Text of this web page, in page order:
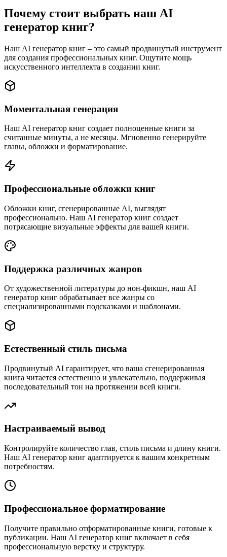
Почему стоит выбрать наш AI
генератор книг?
Наш AI генератор книг – это самый продвинутый инструмент
для создания профессиональных книг. Ощутите мощь
искусственного интеллекта в создании книг.
Моментальная генерация
Наш AI генератор книг создает полноценные книги за
считанные минуты, а не месяцы. Мгновенно генерируйте
главы, обложки и форматирование.
Профессиональные обложки книг
Обложки книг, сгенерированные AI, выглядят
профессионально. Наш AI генератор книг создает
потрясающие визуальные эффекты для вашей книги.
Поддержка различных жанров
От художественной литературы до нон-фикшн, наш AI
генератор книг обрабатывает все жанры со
специализированными подсказками и шаблонами.
Естественный стиль письма
Продвинутый AI гарантирует, что ваша сгенерированная
книга читается естественно и увлекательно, поддерживая
последовательный тон на протяжении всей книги.
Настраиваемый вывод
Контролируйте количество глав, стиль письма и длину книги.
Наш AI генератор книг адаптируется к вашим конкретным
потребностям.
Профессиональное форматирование
Получите правильно отформатированные книги, готовые к
публикации. Наш AI генератор книг включает в себя
профессиональную верстку и структуру.